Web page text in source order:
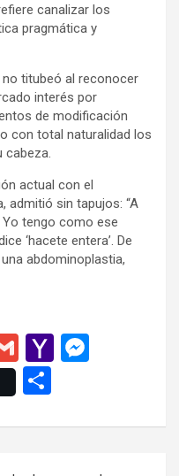
canalizar los
pragmática y
titubeó al reconocer
interés por
de modificación
con total naturalidad los
cabeza.
actual con el
admitió sin tapujos: “A
tengo como ese
‘hacete entera’. De
abdominoplastia,
G
m
ail
Y
o
n
m